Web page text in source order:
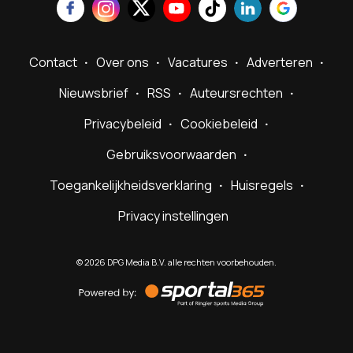
Contact Over ons Vacatures
Adverteren
Nieuwsbrief
RSS
Auteursrechten
Privacybeleid
Cookiebeleid
Gebruiksvoorwaarden
Toegankelijkheidsverklaring
Huisregels
Privacy instellingen
©2026 DPG Media B.V. alle rechten voorbehouden.
by
Sportal365